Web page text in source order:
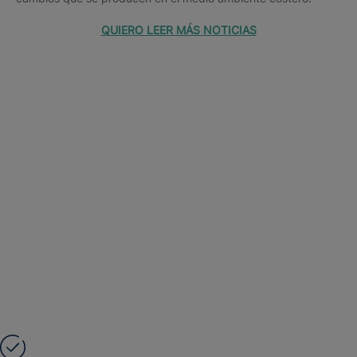
QUIERO LEER MÁS NOTICIAS